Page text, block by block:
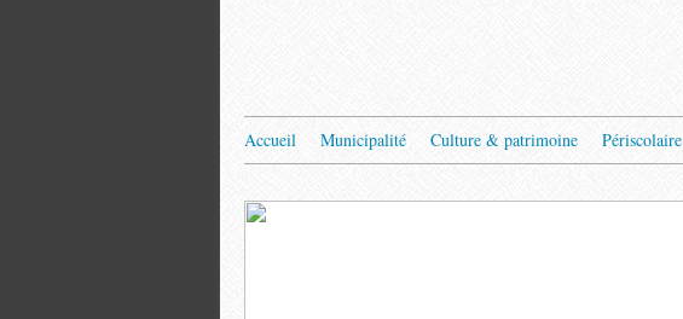
Accueil Municipalité Culture & patrimoine Périscolaire